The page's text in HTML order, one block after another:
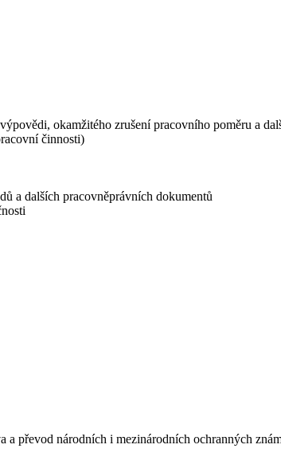
okamžitého zrušení pracovního poměru a
činnosti)
a dalších pracovněprávních dokumentů
a převod národních i mezinárodních ochranných